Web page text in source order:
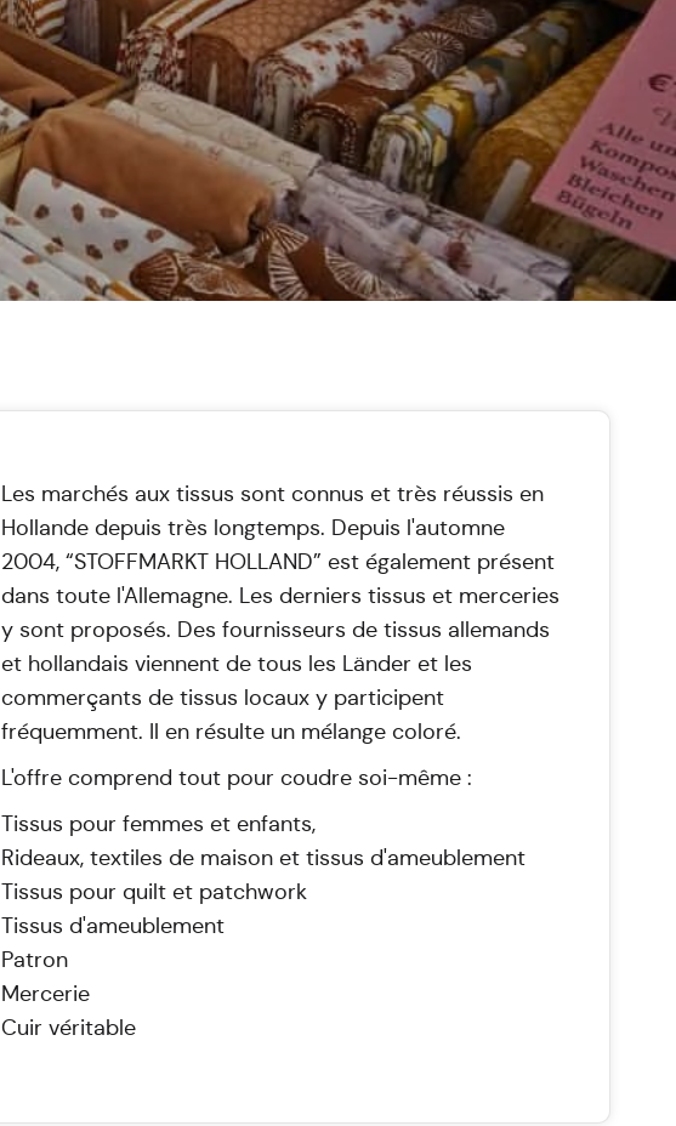
Les marchés aux tissus sont connus et très réussis en
Hollande depuis très longtemps. Depuis l'automne
2004, “STOFFMARKT HOLLAND” est également présent
dans toute l'Allemagne. Les derniers tissus et merceries
y sont proposés. Des fournisseurs de tissus allemands
et hollandais viennent de tous les Länder et les
commerçants de tissus locaux y participent
fréquemment. Il en résulte un mélange coloré.
L'offre comprend tout pour coudre soi-même :
Tissus pour femmes et enfants,
Rideaux, textiles de maison et tissus d'ameublement
Tissus pour quilt et patchwork
Tissus d'ameublement
Patron
Mercerie
Cuir véritable